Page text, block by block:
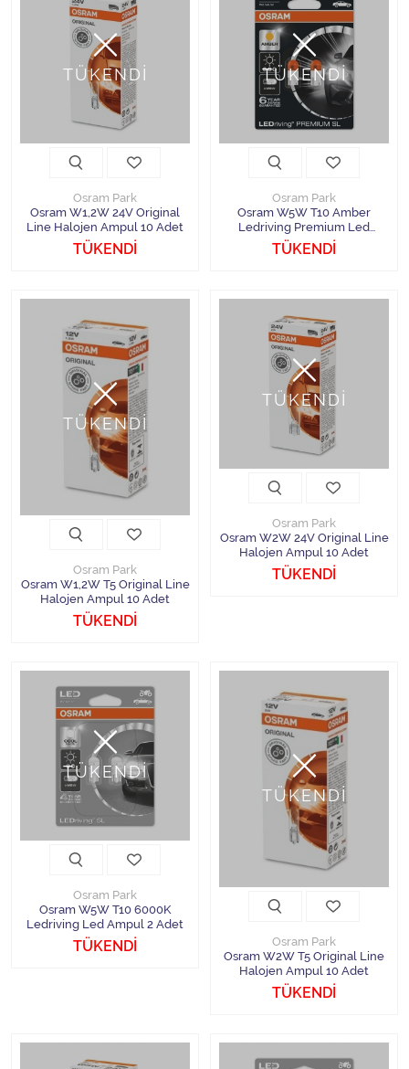
TÜKENDİ
Osram Park
Osram W1,2W 24V Original
Line Halojen Ampul 10 Adet
TÜKENDİ
TÜKENDİ
Osram Park
Osram W5W T10 Amber
Ledriving Premium Led
Ampul 2 Adet
TÜKENDİ
TÜKENDİ
Osram Park
Osram W1,2W T5 Original Line
Halojen Ampul 10 Adet
TÜKENDİ
TÜKENDİ
Osram Park
Osram W2W 24V Original Line
Halojen Ampul 10 Adet
TÜKENDİ
TÜKENDİ
Osram Park
Osram W5W T10 6000K
Ledriving Led Ampul 2 Adet
TÜKENDİ
TÜKENDİ
Osram Park
Osram W2W T5 Original Line
Halojen Ampul 10 Adet
TÜKENDİ